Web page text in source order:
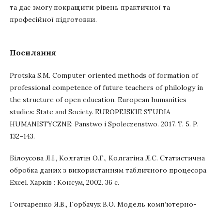
та дає змогу покращити рівень практичної та
професійної підготовки.
Посилання
Protska S.M. Computer oriented methods of formation of
professional competence of future teachers of philology in
the structure of open education. European humanities
studies: State and Society. EUROPEJSKIE STUDIA
HUMANISTYCZNE: Panstwo i Spoleczenstwo. 2017. T. 5. Р.
132–143.
Білоусова Л.І., Колгатін О.Г., Колгатіна Л.С. Статистична
обробка даних з використанням табличного процесора
Excel. Харків : Консум, 2002. 36 с.
Гончаренко Я.В., Горбачук В.О. Модель комп’ютерно-